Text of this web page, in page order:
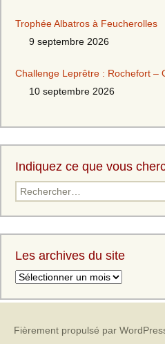
Trophée Albatros à Feucherolles
9 septembre 2026
Challenge Leprêtre : Rochefort –
10 septembre 2026
Indiquez ce que vous
Les archives du site
Fièrement propulsé par